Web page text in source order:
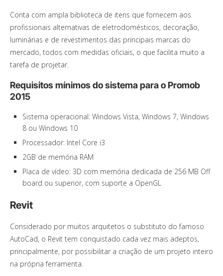
Conta com ampla biblioteca de itens que fornecem aos
profissionais alternativas de eletrodomésticos, decoração,
luminárias e de revestimentos das principais marcas do
mercado, todos com medidas oficiais, o que facilita muito a
tarefa de projetar.
Requisitos mínimos do sistema para o Promob
2015
Sistema operacional: Windows Vista, Windows 7, Windows
8 ou Windows 10
Processador: Intel Core i3
2GB de memória RAM
Placa de vídeo: 3D com memória dedicada de 256 MB Off
board ou superior, com suporte a OpenGL
Revit
Considerado por muitos arquitetos o substituto do famoso
AutoCad, o Revit tem conquistado cada vez mais adeptos,
principalmente, por possibilitar a criação de um projeto inteiro
na própria ferramenta.